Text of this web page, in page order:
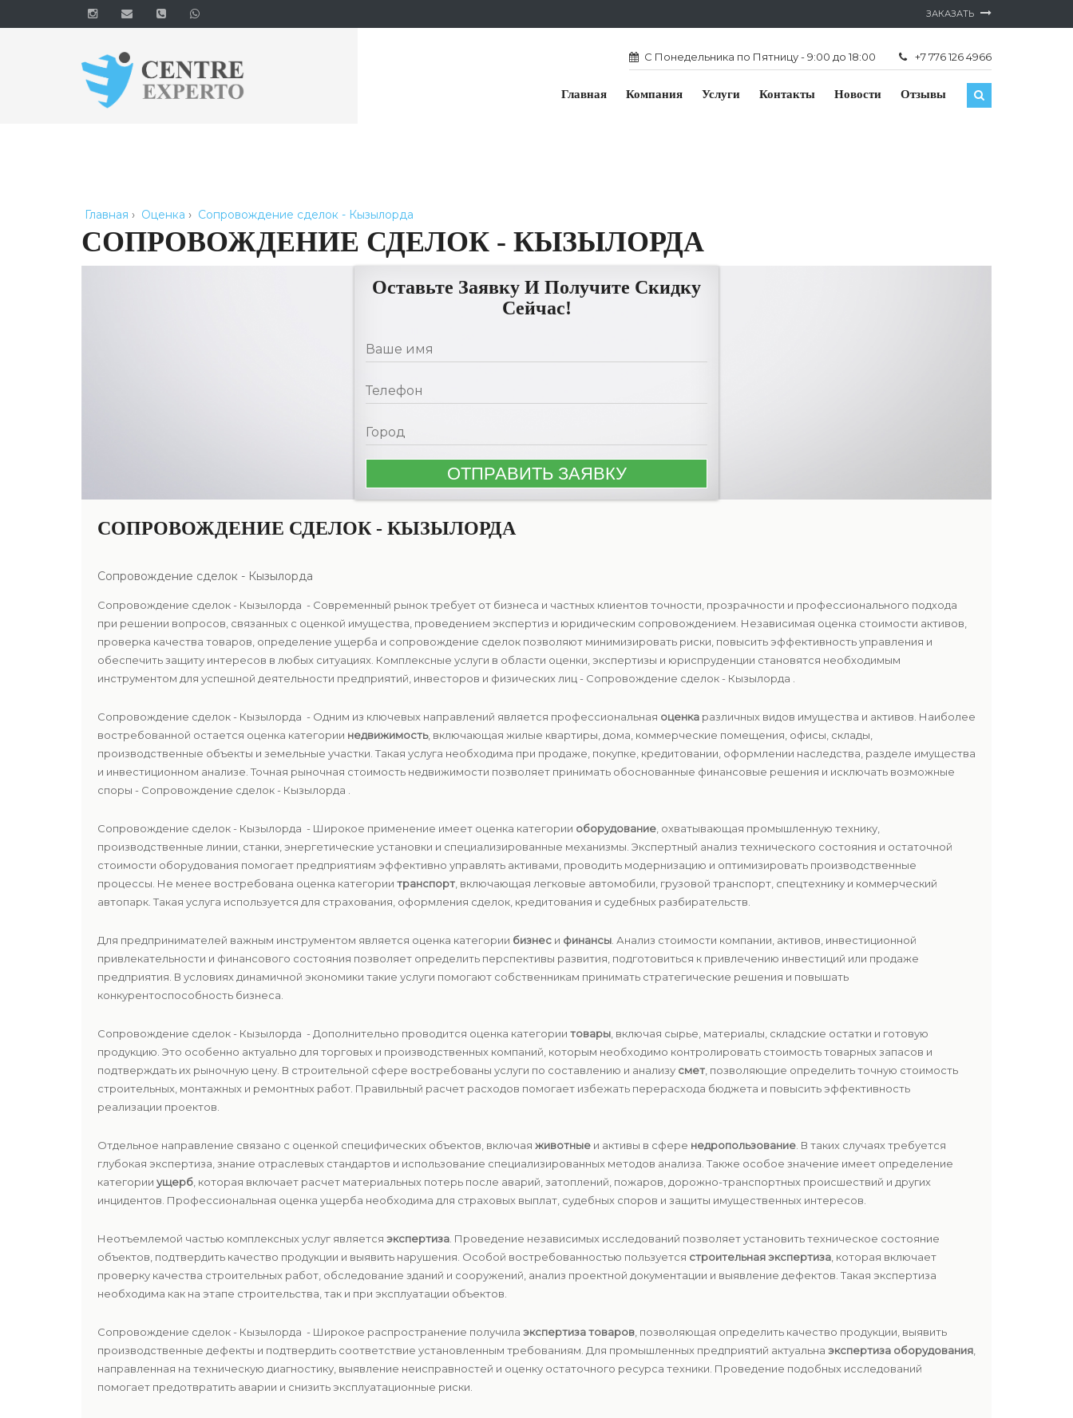
ЗАКАЗАТЬ
С Понедельника по Пятницу - 9:00 до 18:00 +7 776 126 4966
Главная Компания Услуги Контакты Новости Отзывы
Главная › Оценка › Сопровождение сделок - Кызылорда
СОПРОВОЖДЕНИЕ СДЕЛОК - КЫЗЫЛОРДА
Оставьте Заявку И Получите Скидку
Сейчас!
СОПРОВОЖДЕНИЕ СДЕЛОК - КЫЗЫЛОРДА
Сопровождение сделок - Кызылорда
Сопровождение сделок - Кызылорда - Современный рынок требует от бизнеса и частных клиентов точности, прозрачности и профессионального подхода
при решении вопросов, связанных с оценкой имущества, проведением экспертиз и юридическим сопровождением. Независимая оценка стоимости активов,
проверка качества товаров, определение ущерба и сопровождение сделок позволяют минимизировать риски, повысить эффективность управления и
обеспечить защиту интересов в любых ситуациях. Комплексные услуги в области оценки, экспертизы и юриспруденции становятся необходимым
инструментом для успешной деятельности предприятий, инвесторов и физических лиц - Сопровождение сделок - Кызылорда .
Сопровождение сделок - Кызылорда - Одним из ключевых направлений является профессиональная оценка различных видов имущества и активов. Наиболее
востребованной остается оценка категории недвижимость, включающая жилые квартиры, дома, коммерческие помещения, офисы, склады,
производственные объекты и земельные участки. Такая услуга необходима при продаже, покупке, кредитовании, оформлении наследства, разделе имущества
и инвестиционном анализе. Точная рыночная стоимость недвижимости позволяет принимать обоснованные финансовые решения и исключать возможные
споры - Сопровождение сделок - Кызылорда .
Сопровождение сделок - Кызылорда - Широкое применение имеет оценка категории оборудование , охватывающая промышленную технику,
производственные линии, станки, энергетические установки и специализированные механизмы. Экспертный анализ технического состояния и остаточной
стоимости оборудования помогает предприятиям эффективно управлять активами, проводить модернизацию и оптимизировать производственные
процессы. Не менее востребована оценка категории транспорт , включающая легковые автомобили, грузовой транспорт, спецтехнику и коммерческий
автопарк. Такая услуга используется для страхования, оформления сделок, кредитования и судебных разбирательств.
Для предпринимателей важным инструментом является оценка категории бизнес и финансы . Анализ стоимости компании, активов, инвестиционной
привлекательности и финансового состояния позволяет определить перспективы развития, подготовиться к привлечению инвестиций или продаже
предприятия. В условиях динамичной экономики такие услуги помогают собственникам принимать стратегические решения и повышать
конкурентоспособность бизнеса.
Сопровождение сделок - Кызылорда - Дополнительно проводится оценка категории товары , включая сырье, материалы, складские остатки и готовую
продукцию. Это особенно актуально для торговых и производственных компаний, которым необходимо контролировать стоимость товарных запасов и
подтверждать их рыночную цену. В строительной сфере востребованы услуги по составлению и анализу смет , позволяющие определить точную стоимость
строительных, монтажных и ремонтных работ. Правильный расчет расходов помогает избежать перерасхода бюджета и повысить эффективность
реализации проектов.
Отдельное направление связано с оценкой специфических объектов, включая животные и активы в сфере недропользование . В таких случаях требуется
глубокая экспертиза, знание отраслевых стандартов и использование специализированных методов анализа. Также особое значение имеет определение
категории ущерб , которая включает расчет материальных потерь после аварий, затоплений, пожаров, дорожно-транспортных происшествий и других
инцидентов. Профессиональная оценка ущерба необходима для страховых выплат, судебных споров и защиты имущественных интересов.
Неотъемлемой частью комплексных услуг является экспертиза . Проведение независимых исследований позволяет установить техническое состояние
объектов, подтвердить качество продукции и выявить нарушения. Особой востребованностью пользуется строительная экспертиза , которая включает
проверку качества строительных работ, обследование зданий и сооружений, анализ проектной документации и выявление дефектов. Такая экспертиза
необходима как на этапе строительства, так и при эксплуатации объектов.
Сопровождение сделок - Кызылорда - Широкое распространение получила экспертиза товаров , позволяющая определить качество продукции, выявить
производственные дефекты и подтвердить соответствие установленным требованиям. Для промышленных предприятий актуальна экспертиза оборудования
направленная на техническую диагностику, выявление неисправностей и оценку остаточного ресурса техники. Проведение подобных исследований
помогает предотвратить аварии и снизить эксплуатационные риски.